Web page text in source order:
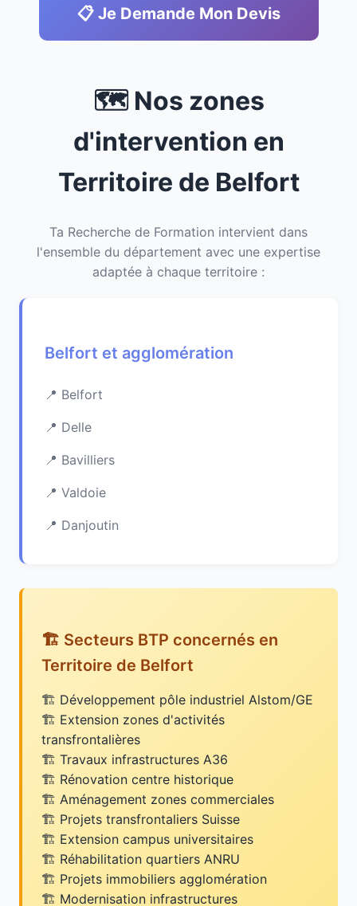
📋 Je Demande Mon Devis
🗺️ Nos zones
d'intervention en
Territoire de Belfort
Ta Recherche de Formation intervient dans
l'ensemble du département avec une expertise
adaptée à chaque territoire :
Belfort et agglomération
Belfort
Delle
Bavilliers
Valdoie
Danjoutin
🏗️ Secteurs BTP concernés en
Territoire de Belfort
Développement pôle industriel Alstom/GE
Extension zones d'activités
transfrontalières
Travaux infrastructures A36
Rénovation centre historique
Aménagement zones commerciales
Projets transfrontaliers Suisse
Extension campus universitaires
Réhabilitation quartiers ANRU
Projets immobiliers agglomération
Modernisation infrastructures